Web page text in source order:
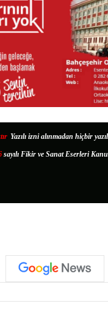
. Yazılı izni alınmadan hiçbir
sayılı Fikir ve Sanat Eserleri